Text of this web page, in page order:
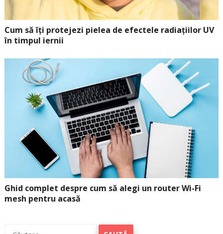
Cum să îți protejezi pielea de efectele radiațiilor UV
în timpul iernii
Ghid complet despre cum să alegi un router Wi-Fi
mesh pentru acasă